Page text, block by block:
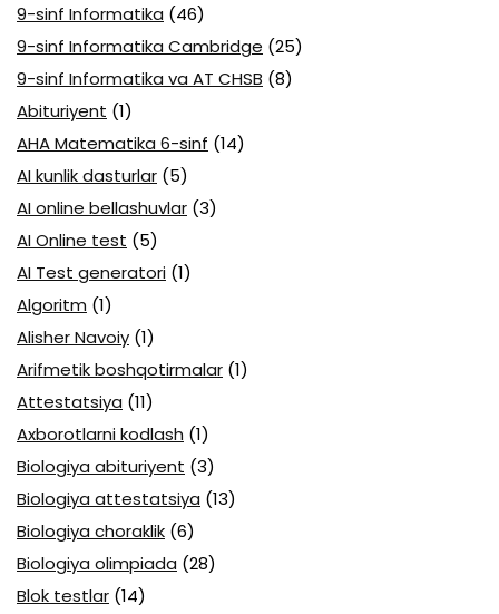
9-sinf Informatika (46)
9-sinf Informatika Cambridge (25)
9-sinf Informatika va AT CHSB (8)
Abituriyent (1)
AHA Matematika 6-sinf (14)
AI kunlik dasturlar (5)
AI online bellashuvlar (3)
AI Online test (5)
AI Test generatori (1)
Algoritm (1)
Alisher Navoiy (1)
Arifmetik boshqotirmalar (1)
Attestatsiya (11)
Axborotlarni kodlash (1)
Biologiya abituriyent (3)
Biologiya attestatsiya (13)
Biologiya choraklik (6)
Biologiya olimpiada (28)
Blok testlar (14)